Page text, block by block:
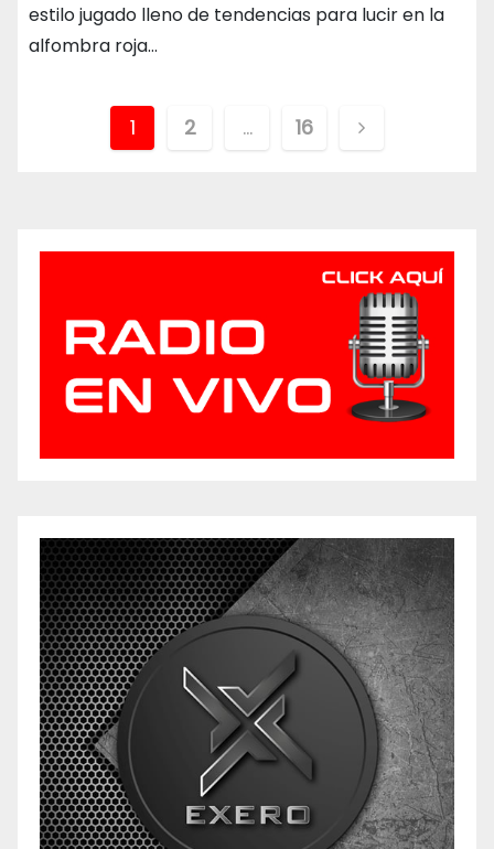
estilo jugado lleno de tendencias para lucir en la
alfombra roja…
Paginación
1 2 … 16